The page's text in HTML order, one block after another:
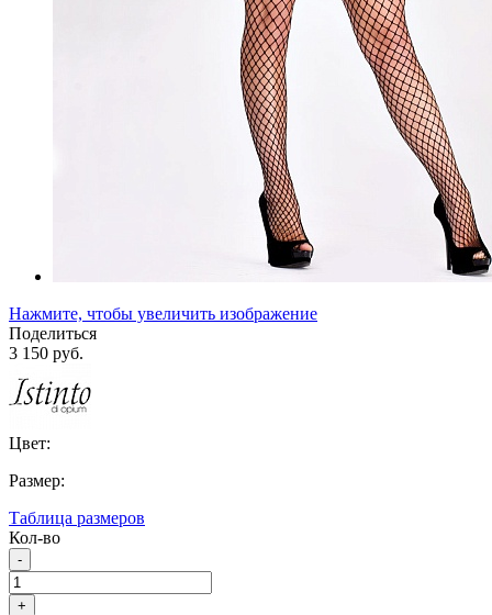
Нажмите, чтобы увеличить изображение
Поделиться
3 150 руб.
Цвет:
Размер:
Таблица размеров
Кол-во
-
+